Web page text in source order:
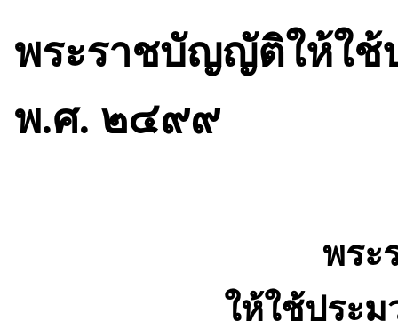
พระราชบัญญัติให้ใช้
พ.ศ. ๒๔๙๙
พร
ให้ใช้ประ